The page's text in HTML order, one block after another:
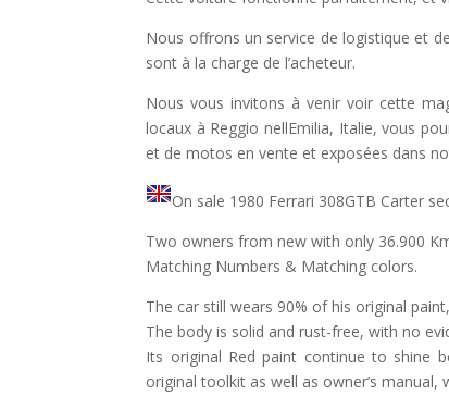
Nous offrons un service de logistique et
sont à la charge de l’acheteur.
Nous vous invitons à venir voir cette
locaux à Reggio nellEmilia, Italie, vous
et de motos en vente et exposées dans
On sale 1980 Ferrari 308GTB Carter
Two owners from new with only 36.900
Matching Numbers & Matching colors.
The car still wears 90% of his original
The body is solid and rust-free, with no
Its original Red paint continue to shine
original toolkit as well as owner’s